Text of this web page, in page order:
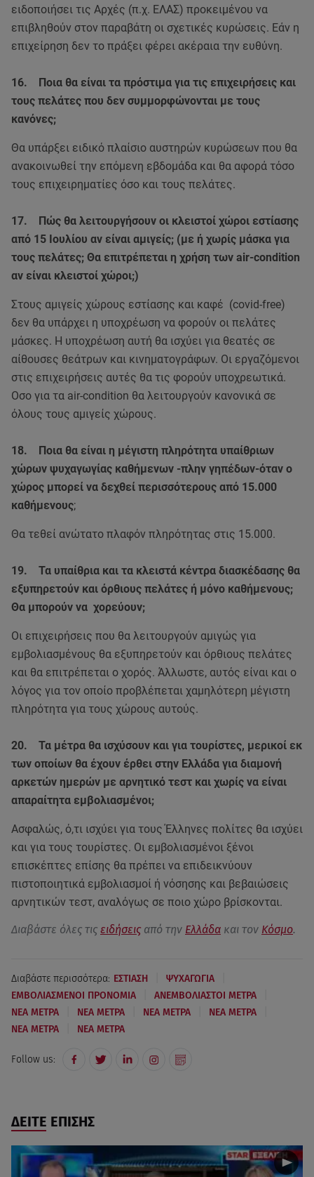
ειδοποιήσει τις Αρχές (π.χ. ΕΛΑΣ) προκειμένου να
επιβληθούν στον παραβάτη οι σχετικές κυρώσεις. Εάν η
επιχείρηση δεν το πράξει φέρει ακέραια την ευθύνη.
16. Ποια θα είναι τα πρόστιμα για τις επιχειρήσεις και
τους πελάτες που δεν συμμορφώνονται με τους
κανόνες;
Θα υπάρξει ειδικό πλαίσιο αυστηρών κυρώσεων που θα
ανακοινωθεί την επόμενη εβδομάδα και θα αφορά τόσο
τους επιχειρηματίες όσο και τους πελάτες.
17. Πώς θα λειτουργήσουν οι κλειστοί χώροι εστίασης
από 15 Ιουλίου αν είναι αμιγείς; (με ή χωρίς μάσκα για
τους πελάτες; Θα επιτρέπεται η χρήση των air-condition
αν είναι κλειστοί χώροι;)
Στους αμιγείς χώρους εστίασης και καφέ (covid-free)
δεν θα υπάρχει η υποχρέωση να φορούν οι πελάτες
μάσκες. Η υποχρέωση αυτή θα ισχύει για θεατές σε
αίθουσες θεάτρων και κινηματογράφων. Οι εργαζόμενοι
στις επιχειρήσεις αυτές θα τις φορούν υποχρεωτικά.
Οσο για τα air-condition θα λειτουργούν κανονικά σε
όλους τους αμιγείς χώρους.
18. Ποια θα είναι η μέγιστη πληρότητα υπαίθριων
χώρων ψυχαγωγίας καθήμενων -πλην γηπέδων-όταν ο
χώρος μπορεί να δεχθεί περισσότερους από 15.000
καθήμενους;
Θα τεθεί ανώτατο πλαφόν πληρότητας στις 15.000.
19. Τα υπαίθρια και τα κλειστά κέντρα διασκέδασης θα
εξυπηρετούν και όρθιους πελάτες ή μόνο καθήμενους;
Θα μπορούν να χορεύουν;
Οι επιχειρήσεις που θα λειτουργούν αμιγώς για
εμβολιασμένους θα εξυπηρετούν και όρθιους πελάτες
και θα επιτρέπεται ο χορός. Άλλωστε, αυτός είναι και ο
λόγος για τον οποίο προβλέπεται χαμηλότερη μέγιστη
πληρότητα για τους χώρους αυτούς.
20. Τα μέτρα θα ισχύσουν και για τουρίστες, μερικοί εκ
των οποίων θα έχουν έρθει στην Ελλάδα για διαμονή
αρκετών ημερών με αρνητικό τεστ και χωρίς να είναι
απαραίτητα εμβολιασμένοι;
Ασφαλώς, ό,τι ισχύει για τους Έλληνες πολίτες θα ισχύει
και για τους τουρίστες. Οι εμβολιασμένοι ξένοι
επισκέπτες επίσης θα πρέπει να επιδεικνύουν
πιστοποιητικά εμβολιασμοί ή νόσησης και βεβαιώσεις
αρνητικών τεστ, αναλόγως σε ποιο χώρο βρίσκονται.
Διαβάστε όλες τις ειδήσεις από την Ελλάδα και τον Κόσμο.
Διαβάστε περισσότερα: ΕΣΤΙΑΣΗ ΨΥΧΑΓΩΓΙΑ
ΕΜΒΟΛΙΑΣΜΕΝΟΙ ΠΡΟΝΟΜΙΑ ΑΝΕΜΒΟΛΙΑΣΤΟΙ ΜΕΤΡΑ
ΝΕΑ ΜΕΤΡΑ ΝΕΑ ΜΕΤΡΑ ΝΕΑ ΜΕΤΡΑ ΝΕΑ ΜΕΤΡΑ
ΝΕΑ ΜΕΤΡΑ ΝΕΑ ΜΕΤΡΑ
Follow us:
ΔΕΙΤΕ ΕΠΙΣΗΣ